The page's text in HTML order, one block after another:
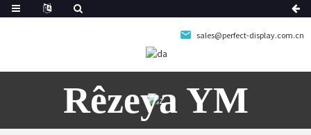
sales@perfect-display.com.cn
Rêzeya YM